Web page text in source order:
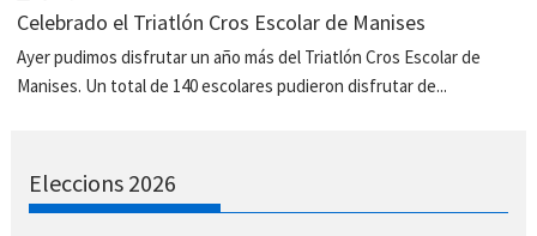
Celebrado el Triatlón Cros Escolar de Manises
Ayer pudimos disfrutar un año más del Triatlón Cros Escolar de
Manises. Un total de 140 escolares pudieron disfrutar de...
Eleccions 2026